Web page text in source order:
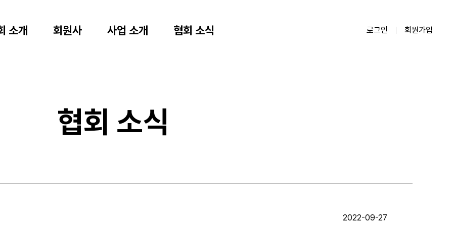
소개 회원사 사업 소개 협회 소식 로그인 회원가입
협회 소식
2022-09-27